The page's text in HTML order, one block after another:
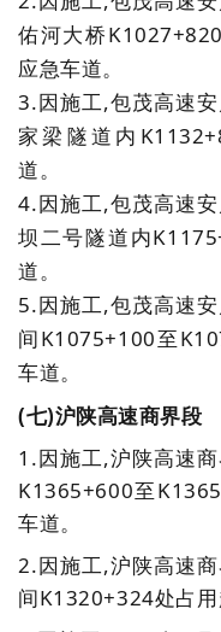
佑河大桥
应急车道。
3.因施工,包茂高速
家梁隧道内
道。
4.因施工,包茂高速
坝二号隧道内
道。
5.因施工,包茂高速
间K1075+100至
车道。
(七)沪陕高速商界段
1.因施工,沪陕高速
K1365+600至
车道。
2.因施工,沪陕高速
间K1320+324处占用